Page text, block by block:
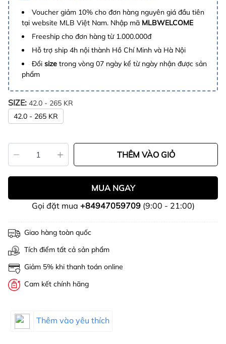
Voucher giảm 10% cho đơn hàng nguyên giá đầu tiên
tại website MLB Việt Nam. Nhập mã MLBWELCOME
Freeship cho đơn hàng từ 1.000.000đ
Hỗ trợ ship 4h nội thành Hồ Chí Minh và Hà Nội
Đổi size trong vòng 07 ngày kể từ ngày nhận được sản
phẩm
SIZE: 42.0 - 265 KR
42.0 - 265 KR
THÊM VÀO GIỎ
MUA NGAY
Gọi đặt mua +84947059709(9:00 - 21:00)
Giao hàng toàn quốc
Tích điểm tất cả sản phẩm
Giảm 5% khi thanh toán online
Cam kết chính hãng
Thêm vào yêu thích